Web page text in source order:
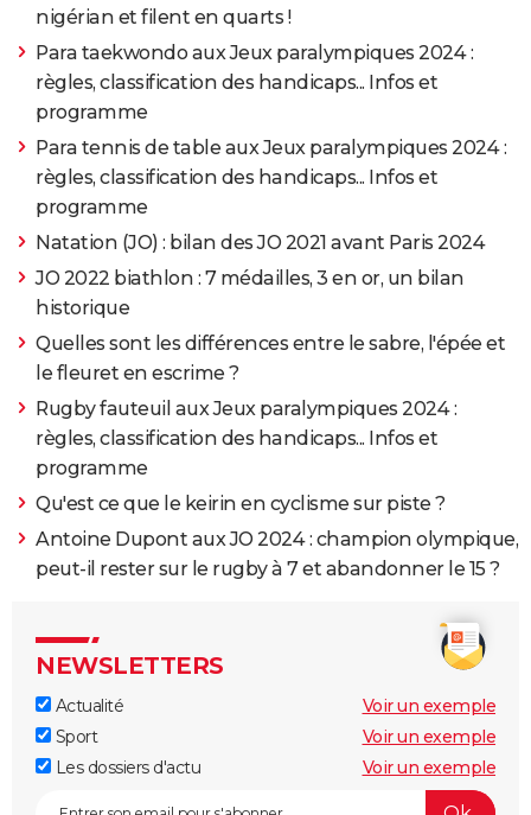
nigérian et filent en quarts !
Para taekwondo aux Jeux paralympiques 2024 :
règles, classification des handicaps... Infos et
programme
Para tennis de table aux Jeux paralympiques 2024 :
règles, classification des handicaps... Infos et
programme
Natation (JO) : bilan des JO 2021 avant Paris 2024
JO 2022 biathlon : 7 médailles, 3 en or, un bilan
historique
Quelles sont les différences entre le sabre, l'épée et
le fleuret en escrime ?
Rugby fauteuil aux Jeux paralympiques 2024 :
règles, classification des handicaps... Infos et
programme
Qu'est ce que le keirin en cyclisme sur piste ?
Antoine Dupont aux JO 2024 : champion olympique,
peut-il rester sur le rugby à 7 et abandonner le 15 ?
NEWSLETTERS
Actualité
Voir un exemple
Sport
Voir un exemple
Les dossiers d'actu
Voir un exemple